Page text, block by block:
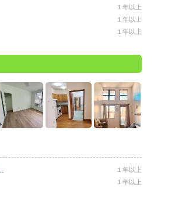
１年以上
１年以上
１年以上
１年以上
１年以上